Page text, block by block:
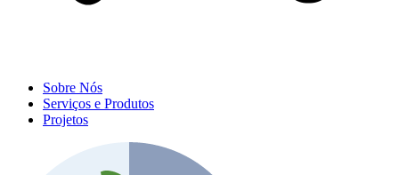
Sobre Nós
Serviços e Produtos
Projetos